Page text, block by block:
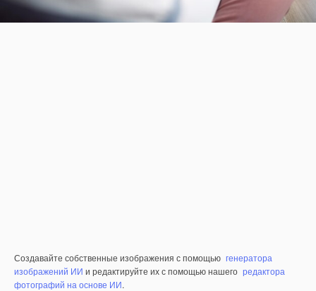
Создавайте собственные изображения с помощью генератора
изображений ИИ и редактируйте их с помощью нашего редактора
фотографий на основе ИИ.